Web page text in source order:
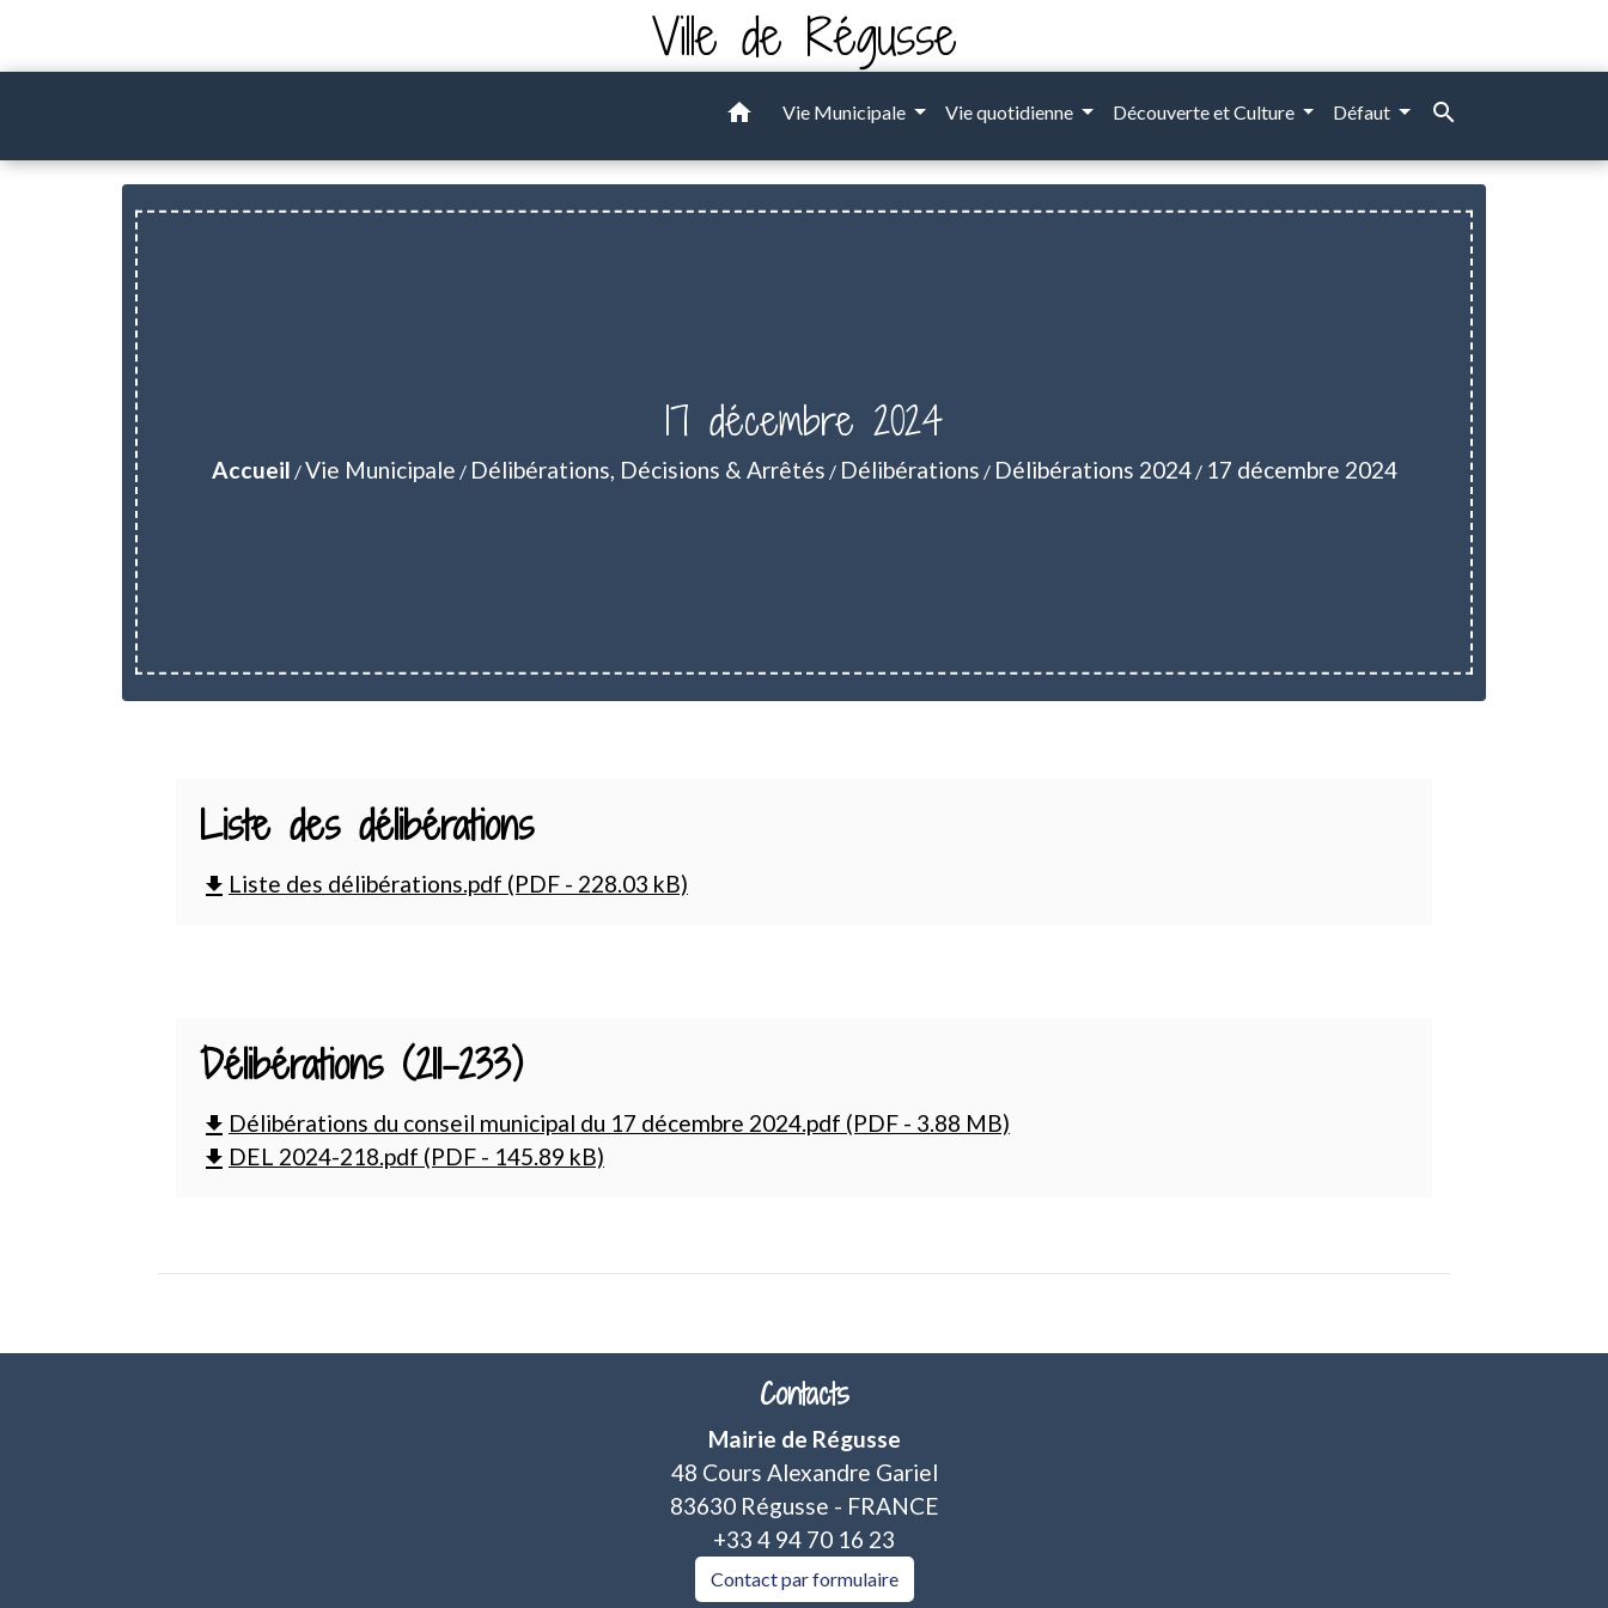
Ville de Régusse
home Vie Municipale Vie quotidienne Découverte et Culture Défaut search
17 décembre 2024
Accueil /Vie Municipale / Délibérations, Décisions & Arrêtés / Délibérations / Délibérations 2024/ 17 décembre 2024
Liste des délibérations
file_download Liste des délibérations.pdf (PDF - 228.03 kB)
Délibérations (211-233)
file_download Délibérations du conseil municipal du 17 décembre 2024.pdf (PDF - 3.88 MB)
file_download DEL 2024-218.pdf (PDF - 145.89 kB)
Contacts
Mairie de Régusse
48 Cours Alexandre Gariel
83630 Régusse - FRANCE
+33 4 94 70 16 23
Contact par formulaire